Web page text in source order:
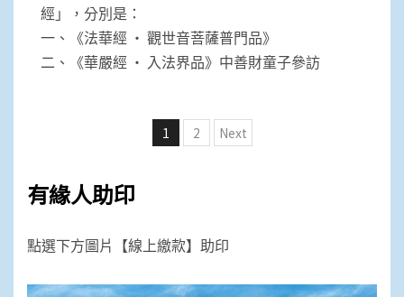
經」，分別是：
一、《法華經 ‧ 觀世音菩薩普門品》
二、《華嚴經 ‧ 入法界品》中善財童子參訪
文
1 2 Next
有緣人助印
點選下方圖片【線上繳款】助印